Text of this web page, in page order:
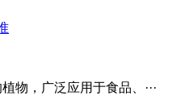
物，广泛应用于食品、···